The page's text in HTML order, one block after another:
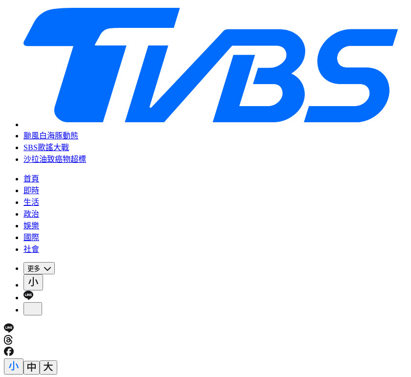
颱風白海豚動態
SBS歌謠大戰
沙拉油致癌物超標
首頁
即時
生活
政治
娛樂
國際
社會
更多